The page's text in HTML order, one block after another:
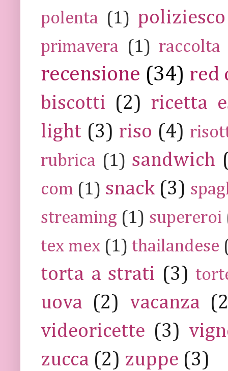
polenta (1) poliziesco
primavera (1) raccolta
recensione (34) red
biscotti (2) ricetta
light (3) riso (4)
rubrica (1) sandwich
com (1) snack (3)
streaming (1) supereroi
tex mex (1) thailandese
torta a strati (3)
uova (2) vacanza
videoricette (3)
zucca (2) zuppe (3)